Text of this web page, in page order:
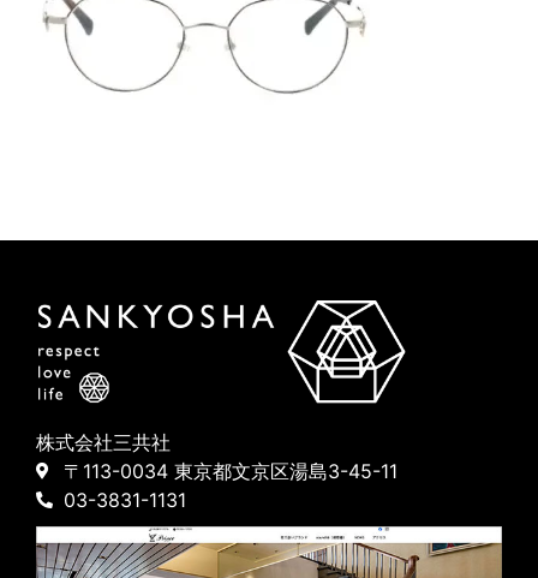
株式会社三共社
〒113-0034 東京都文京区湯島3-45-11
03-3831-1131